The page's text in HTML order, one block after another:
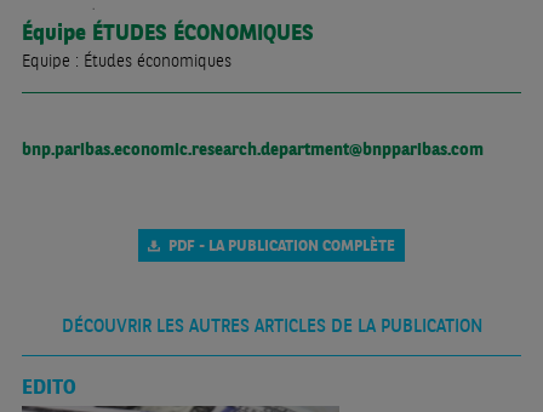
Équipe ÉTUDES ÉCONOMIQUES
Equipe : Études économiques
bnp.paribas.economic.research.department@bnpparibas.com
PDF - LA PUBLICATION COMPLÈTE
DÉCOUVRIR LES AUTRES ARTICLES DE LA PUBLICATION
EDITO